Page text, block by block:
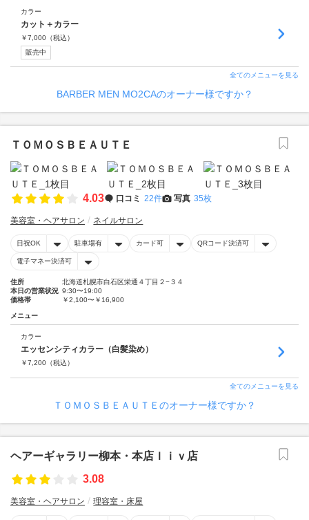
カラー
カット＋カラー
￥7,000 （税込）
販売中
全てのメニューを見る
BARBER MEN MO2CAのオーナー様ですか？
ＴＯＭＯＳＢＥＡＵＴＥ
4.03 口コミ 22件 写真 35枚
美容室・ヘアサロン ネイルサロン
日祝OK 駐車場有 カード可 QRコード決済可
電子マネー決済可
住所
北海道札幌市白石区栄通４丁目２−３４
本日の営業状況 9:30〜19:00
価格帯
￥2,100〜￥16,900
メニュー
カラー
エッセンシティカラー（白髪染め）
￥7,200 （税込）
全てのメニューを見る
ＴＯＭＯＳＢＥＡＵＴＥのオーナー様ですか？
ヘアーギャラリー柳本・本店ｌｉｖ店
3.08
美容室・ヘアサロン 理容室・床屋